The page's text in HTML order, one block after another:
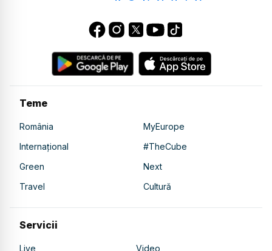
Teme
România
MyEurope
Internațional
#TheCube
Green
Next
Travel
Cultură
Servicii
Live Video